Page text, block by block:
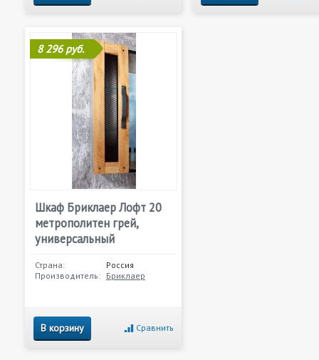
8 296 руб.
Шкаф Бриклаер Лофт 20
метрополитен грей,
универсальный
Страна:
Россия
Производитель: Бриклаер
В корзину Сравнить